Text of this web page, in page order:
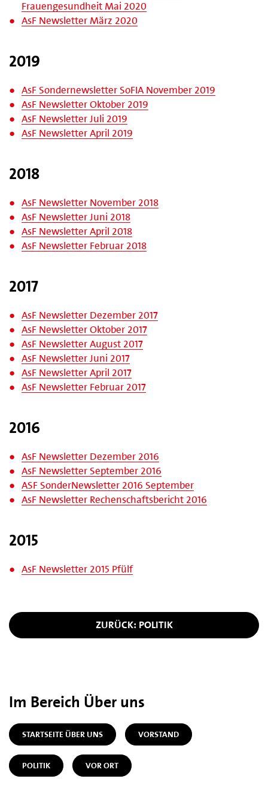
Frauengesundheit Mai 2020
AsF Newsletter März 2020
2019
AsF Sondernewsletter SoFIA November 2019
AsF Newsletter Oktober 2019
AsF Newsletter Juli 2019
AsF Newsletter April 2019
2018
AsF Newsletter November 2018
AsF Newsletter Juni 2018
AsF Newsletter April 2018
AsF Newsletter Februar 2018
2017
AsF Newsletter Dezember 2017
AsF Newsletter Oktober 2017
AsF Newsletter August 2017
AsF Newsletter Juni 2017
AsF Newsletter April 2017
AsF Newsletter Februar 2017
2016
AsF Newsletter Dezember 2016
AsF Newsletter September 2016
ASF SonderNewsletter 2016 September
AsF Newsletter Rechenschaftsbericht 2016
2015
AsF Newsletter 2015 Pfülf
ZURÜCK: POLITIK
Im Bereich Über uns
STARTSEITE ÜBER UNS VORSTAND
POLITIK VOR ORT